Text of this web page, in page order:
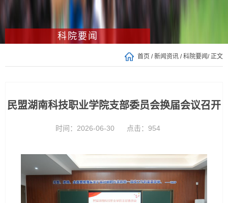
科院要闻
首页 /新闻资讯 /科院要闻/ 正文
民盟湖南科技职业学院支部委员会换届会议召开
时间：2026-06-30 点击： 954